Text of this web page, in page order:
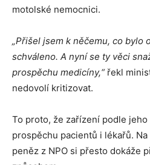
motolské nemocnici.
„Přišel jsem k něčemu, co bylo
schváleno. A nyní se ty věci
prospěchu medicíny,“řekl
nedovolí kritizovat.
To proto, že zařízení podle
prospěchu pacientů i lékařů.
peněz z NPO si přesto dokáže